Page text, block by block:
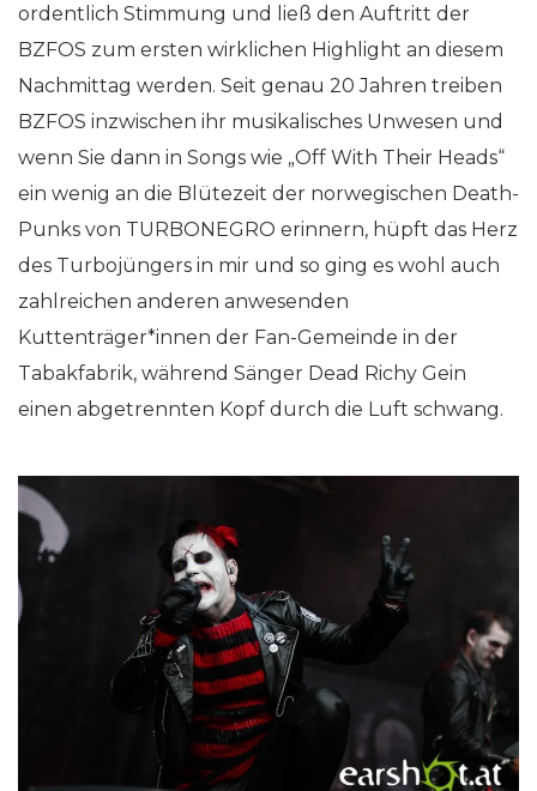
ordentlich Stimmung und ließ den Auftritt der
BZFOS zum ersten wirklichen Highlight an diesem
Nachmittag werden. Seit genau 20 Jahren treiben
BZFOS inzwischen ihr musikalisches Unwesen und
wenn Sie dann in Songs wie „Off With Their Heads“
ein wenig an die Blütezeit der norwegischen Death-
Punks von TURBONEGRO erinnern, hüpft das Herz
des Turbojüngers in mir und so ging es wohl auch
zahlreichen anderen anwesenden
Kuttenträger*innen der Fan-Gemeinde in der
Tabakfabrik, während Sänger Dead Richy Gein
einen abgetrennten Kopf durch die Luft schwang.